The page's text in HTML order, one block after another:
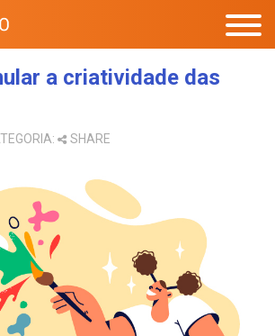
a criatividade das
SHARE